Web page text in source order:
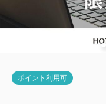
ポイント利用可